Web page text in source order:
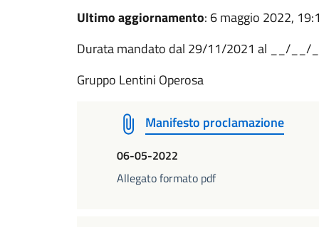
Ultimo aggiornamento: 6 maggio 2022,
Durata mandato dal 29/11/2021 al __/__/__
Gruppo Lentini Operosa
Manifesto proclamazione
06-05-2022
Allegato formato pdf